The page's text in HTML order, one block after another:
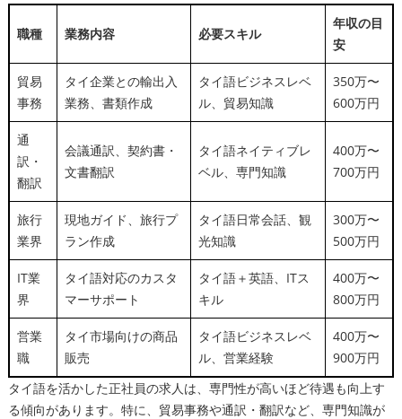
職種 業務内容 必要スキル
年収の目
安
貿易
事務
タイ企業との輸出入
業務、書類作成
タイ語ビジネスレベ
ル、貿易知識
350万〜
600万円
通
訳・
翻訳
会議通訳、契約書・
文書翻訳
タイ語ネイティブレ
ベル、専門知識
400万〜
700万円
旅行
業界
現地ガイド、旅行プ
ラン作成
タイ語日常会話、観
光知識
300万〜
500万円
IT業
界
タイ語対応のカスタ
マーサポート
タイ語＋英語、ITス
キル
400万〜
800万円
営業
職
タイ市場向けの商品
販売
タイ語ビジネスレベ
ル、営業経験
400万〜
900万円
タイ語を活かした正社員の求人は、専門性が高いほど待遇も向上す
る傾向があります。特に、貿易事務や通訳・翻訳など、専門知識が